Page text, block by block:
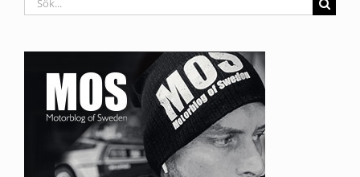
efter: